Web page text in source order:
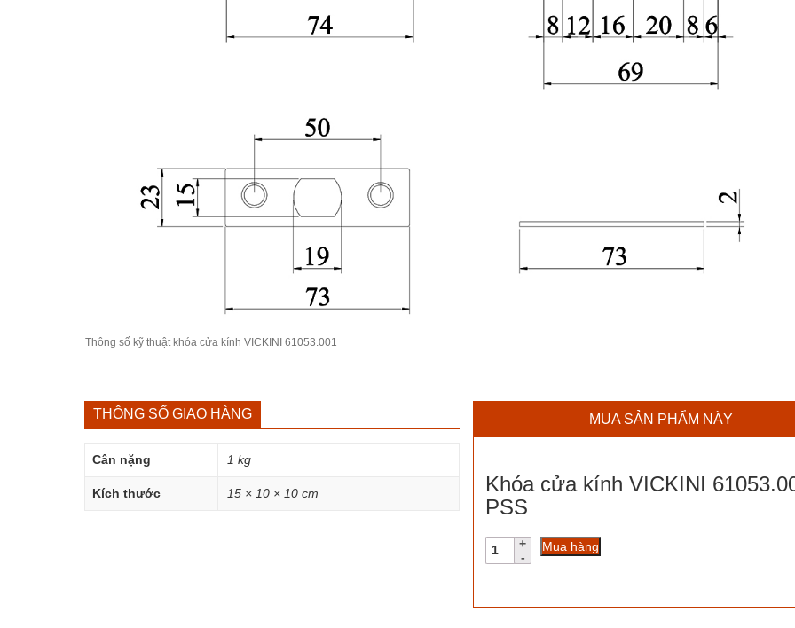
Thông số kỹ thuật khóa cửa kính VICKINI 61053.001
THÔNG SỐ GIAO HÀNG
Cân nặng 1 kg
Kích thước 15 × 10 × 10 cm
MUA SẢN PHẨM NÀY
Khóa cửa kính VICKINI
PSS
Khóa
61053.001
Mua hàng